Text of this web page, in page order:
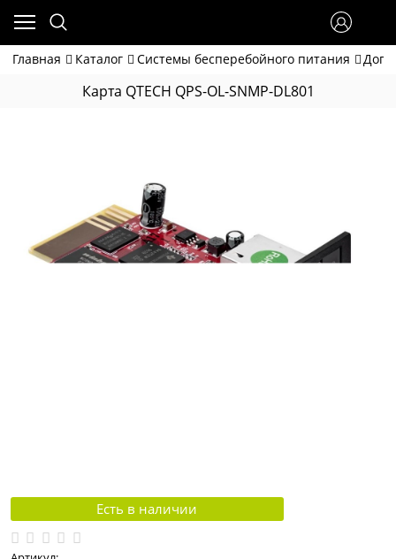
Главная Каталог Системы бесперебойного питания
Карта QTECH QPS-OL-SNMP-DL801
Есть в наличии